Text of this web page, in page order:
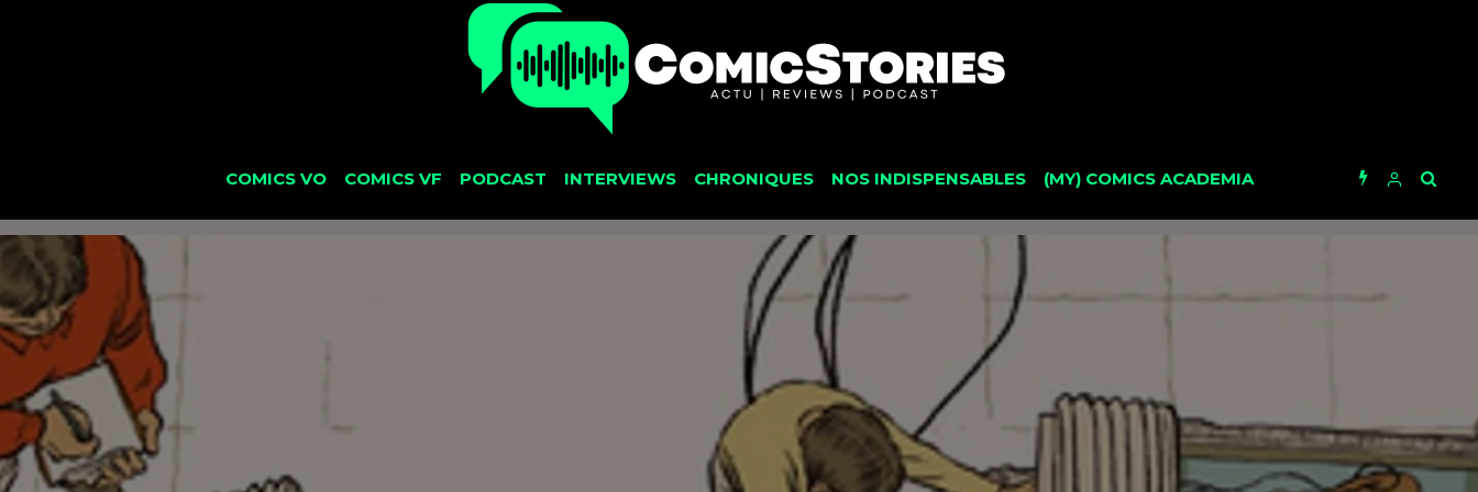
COMICS VO COMICS VF PODCAST INTERVIEWS CHRONIQUES NOS INDISPENSABLES (MY) COMICS ACADEMIA